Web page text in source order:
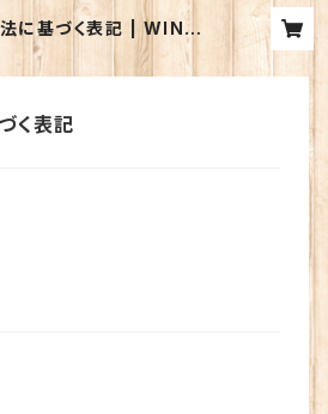
に基づく表記 | WINGS
PRINT
く表記